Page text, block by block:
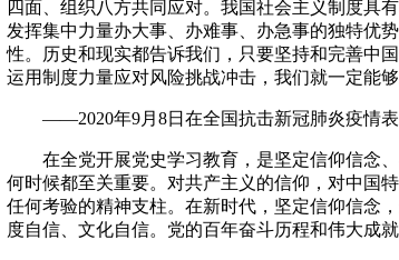
四面、组织八方共同应对。我国社会主义制度具
发挥集中力量办大事、办难事、办急事的独特优
性。历史和现实都告诉我们，只要坚持和完善中
运用制度力量应对风险挑战冲击，我们就一定能
——2020年9月8日在全国抗击新冠肺炎疫情表
在全党开展党史学习教育，是坚定信仰信念、
何时候都至关重要。对共产主义的信仰，对中国
任何考验的精神支柱。在新时代，坚定信仰信念
度自信、文化自信。党的百年奋斗历程和伟大成